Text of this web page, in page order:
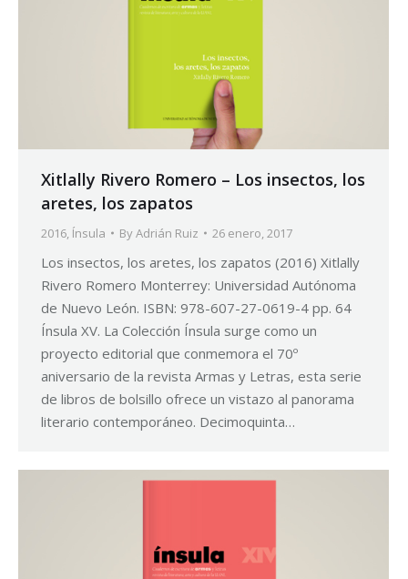
Xitlally Rivero Romero – Los insectos, los
aretes, los zapatos
2016, Ínsula ByAdrián Ruiz 26 enero, 2017
Los insectos, los aretes, los zapatos (2016) Xitlally
Rivero Romero Monterrey: Universidad Autónoma
de Nuevo León. ISBN: 978-607-27-0619-4 pp. 64
Ínsula XV. La Colección Ínsula surge como un
proyecto editorial que conmemora el 70º
aniversario de la revista Armas y Letras, esta serie
de libros de bolsillo ofrece un vistazo al panorama
literario contemporáneo. Decimoquinta…